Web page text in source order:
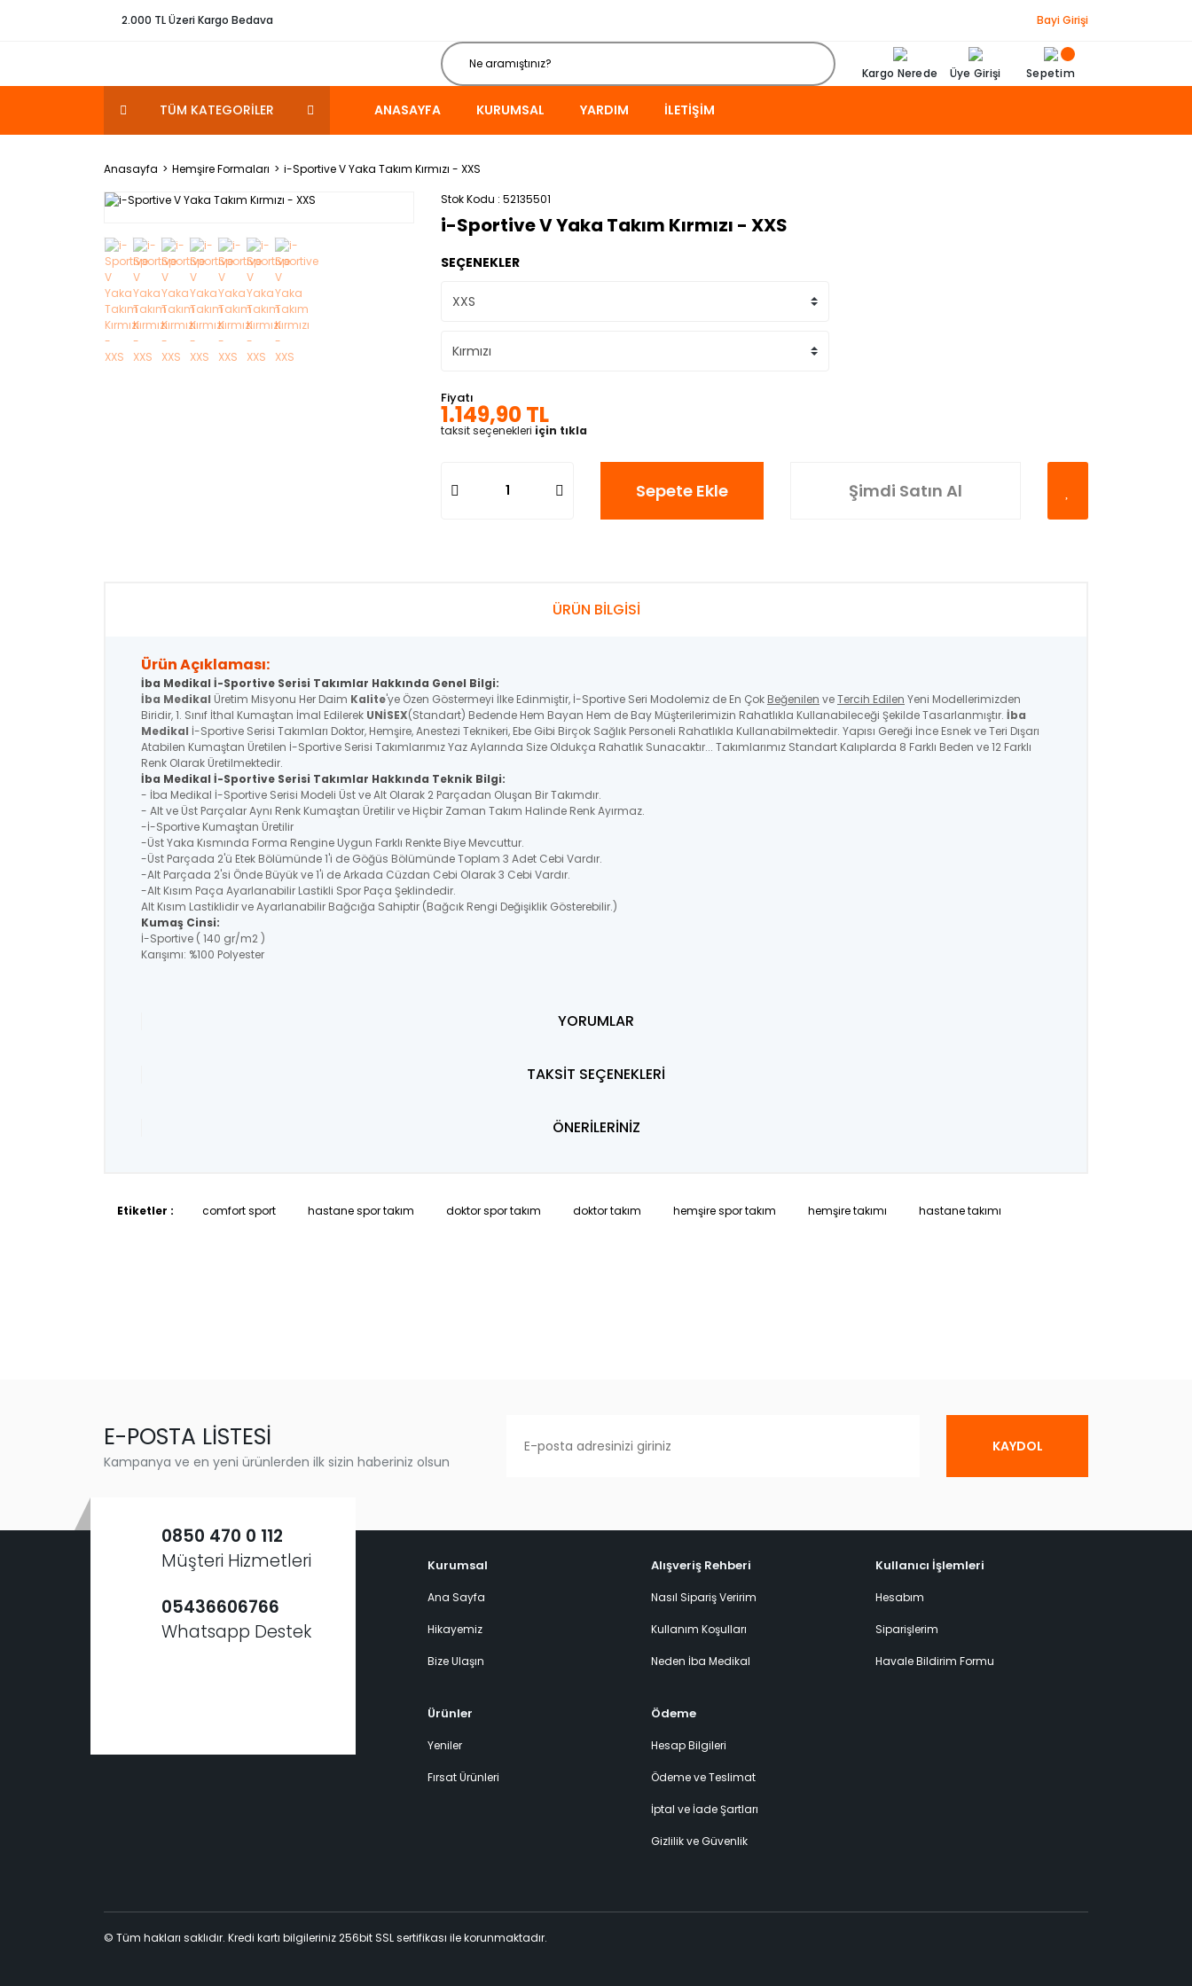
2.000 TL Üzeri Kargo Bedava Bayi Girişi
Kargo Nerede Üye Girişi Sepetim
TÜM KATEGORİLER ANASAYFA KURUMSAL YARDIM İLETIŞIM
Anasayfa Hemşire Formaları
i-Sportive V Yaka Takım Kırmızı - XXS
Stok Kodu 52135501
i-Sportive V Yaka Takım Kırmızı - XXS
SEÇENEKLER
Fiyatı
1.149,90 TL
taksit seçenekleri için tıkla
Sepete Ekle Şimdi Satın Al
ÜRÜN BİLGİSİ
Ürün Açıklaması:
İba Medikal İ-Sportive Serisi Takımlar Hakkında Genel Bilgi:
İba Medikal Üretim Misyonu Her Daim Kalite'ye Özen Göstermeyi İlke Edinmiştir, İ-Sportive Seri Modolemiz de En Çok Beğenilen veTercih Edilen Yeni Modellerimizden
Biridir, 1. Sınıf İthal Kumaştan İmal Edilerek UNİSEX(Standart) Bedende Hem Bayan Hem de Bay Müşterilerimizin Rahatlıkla Kullanabileceği Şekilde Tasarlanmıştır. İba
Medikal İ-Sportive Serisi Takımları Doktor, Hemşire, Anestezi Teknikeri, Ebe Gibi Birçok Sağlık Personeli Rahatlıkla Kullanabilmektedir. Yapısı Gereği İnce Esnek ve Teri Dışarı
Atabilen Kumaştan Üretilen İ-Sportive Serisi Takımlarımız Yaz Aylarında Size Oldukça Rahatlık Sunacaktır... Takımlarımız Standart Kalıplarda 8 Farklı Beden ve 12 Farklı
Renk Olarak Üretilmektedir.
İba Medikal İ-Sportive Serisi Takımlar Hakkında Teknik Bilgi:
- İba Medikal İ-Sportive Serisi Modeli Üst ve Alt Olarak 2 Parçadan Oluşan Bir Takımdır.
- Alt ve Üst Parçalar Aynı Renk Kumaştan Üretilir ve Hiçbir Zaman Takım Halinde Renk Ayırmaz.
-İ-Sportive Kumaştan Üretilir
-Üst Yaka Kısmında Forma Rengine Uygun Farklı Renkte Biye Mevcuttur.
-Üst Parçada 2'ü Etek Bölümünde 1'i de Göğüs Bölümünde Toplam 3 Adet Cebi Vardır.
-Alt Parçada 2'si Önde Büyük ve 1'i de Arkada Cüzdan Cebi Olarak 3 Cebi Vardır.
-Alt Kısım Paça Ayarlanabilir Lastikli Spor Paça Şeklindedir.
Alt Kısım Lastiklidir ve Ayarlanabilir Bağcığa Sahiptir (Bağcık Rengi Değişiklik Gösterebilir.)
Kumaş Cinsi:
İ-Sportive ( 140 gr/m2 )
Karışımı: %100 Polyester
YORUMLAR
TAKSİT SEÇENEKLERİ
ÖNERİLERİNİZ
Etiketler : comfort sport hastane spor takım doktor spor takım doktor takım hemşire spor takım hemşire takımı hastane takımı
E-POSTA LİSTESİ
Kampanya ve en yeni ürünlerden ilk sizin haberiniz olsun
KAYDOL
0850 470 0 112
Müşteri Hizmetleri
05436606766
Whatsapp Destek
Kurumsal
Ana Sayfa
Hikayemiz
Bize Ulaşın
Alışveriş Rehberi
Nasıl Sipariş Veririm
Kullanım Koşulları
Neden İba Medikal
Ürünler
Yeniler
Fırsat Ürünleri
Ödeme
Hesap Bilgileri
Ödeme ve Teslimat
İptal ve İade Şartları
Gizlilik ve Güvenlik
Kullanıcı İşlemleri
Hesabım
Siparişlerim
Havale Bildirim Formu
© Tüm hakları saklıdır. Kredi kartı bilgileriniz 256bit SSL sertifikası ile korunmaktadır.